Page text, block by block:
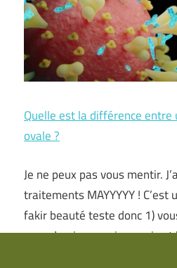
Quelle est la différence entre
ovale ?
Je ne peux pas vous mentir.
traitements MAYYYYY ! C’est
fakir beauté teste donc 1)
vous devriez savoir ce qui